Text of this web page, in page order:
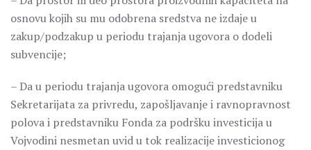
osnovu kojih su mu odobrena sredstva ne izdaje u
zakup/podzakup u periodu trajanja ugovora o dodeli
subvencije;
– Da u periodu trajanja ugovora omogući predstavniku
Sekretarijata za privredu, zapošljavanje i ravnopravnost
polova i predstavniku Fonda za podršku investicija u
Vojvodini nesmetan uvid u tok realizacije investicionog